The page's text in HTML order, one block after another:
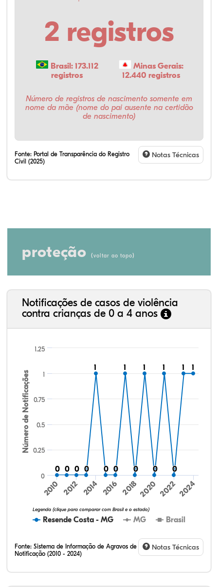
2 registros
Brasil: 173.112
registros
Minas Gerais:
12.440 registros
Número de registros de nascimento somente em
nome da mãe (nome do pai ausente na certidão
de nascimento)
Fonte: Portal de Transparência do Registro
Civil (2025)
Notas Técnicas
proteção (voltar ao topo)
Notificações de casos de violência
contra crianças de 0 a 4 anos
Número de Notificações
0
0 0
0 0
0 0
0
11
0
0 0
0
11
0
0
11
0
0
11
0
0
11 11
Resende Costa - MG MG Brasil
Legenda (clique para comparar com Brasil e o estado)
2010 2012 2014 2016 2018 2020 2022 2024
0
0.25
0.5
0.75
1
1.25
Fonte: Sistema de Informação de Agravos de
Notificação (2010 - 2024)
Notas Técnicas
31,88%
12,79%
0,59%
53,16%
0,20%
1,38%
32,57%
9,24%
0,46%
54,88%
1,27%
1,56%